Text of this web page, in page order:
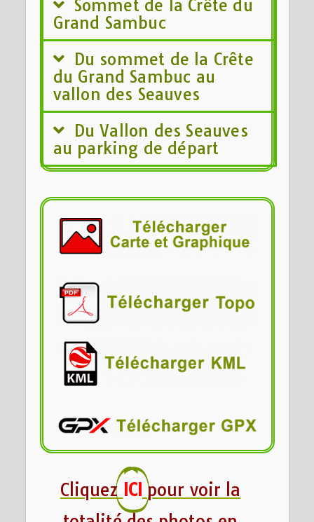
Sommet de la Crête du
Grand Sambuc
Du sommet de la Crête
du Grand Sambuc au
vallon des Seauves
Du Vallon des Seauves
au parking de départ
Cliquez ICI pour voir la